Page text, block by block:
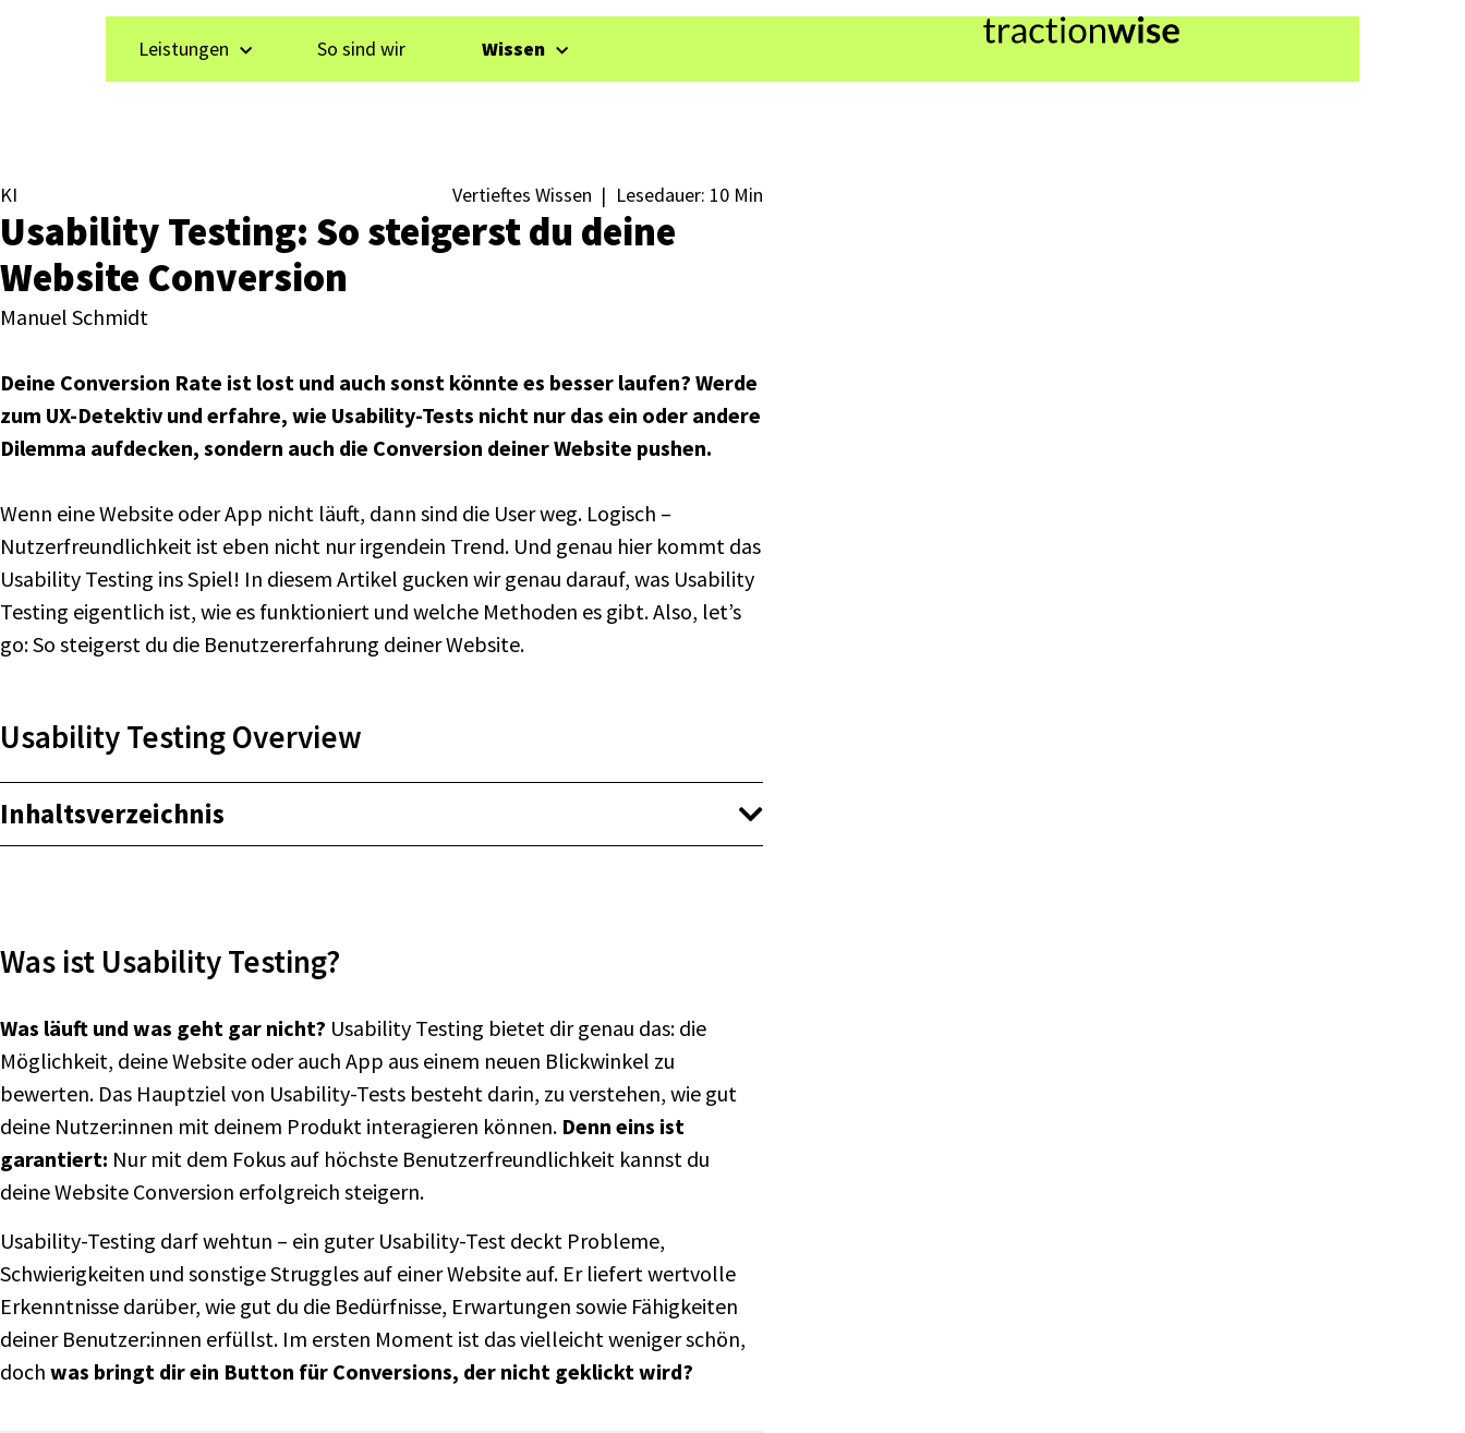
Leistungen So sind wir Wissen
KI Vertieftes Wissen | Lesedauer: 10 Min
Usability Testing: So steigerst du deine
Website Conversion
Manuel Schmidt
Deine Conversion Rate ist lost und auch sonst könnte es besser laufen? Werde
zum UX-Detektiv und erfahre, wie Usability-Tests nicht nur das ein oder andere
Dilemma aufdecken, sondern auch die Conversion deiner Website pushen.
Wenn eine Website oder App nicht läuft, dann sind die User weg. Logisch –
Nutzerfreundlichkeit ist eben nicht nur irgendein Trend. Und genau hier kommt das
Usability Testing ins Spiel! In diesem Artikel gucken wir genau darauf, was Usability
Testing eigentlich ist, wie es funktioniert und welche Methoden es gibt. Also, let’s
go: So steigerst du die Benutzererfahrung deiner Website.
Usability Testing Overview
Inhaltsverzeichnis
Was ist Usability Testing?
Was läuft und was geht gar nicht? Usability Testing bietet dir genau das: die
Möglichkeit, deine Website oder auch App aus einem neuen Blickwinkel zu
bewerten. Das Hauptziel von Usability-Tests besteht darin, zu verstehen, wie gut
deine Nutzer:innen mit deinem Produkt interagieren können. Denn eins ist
garantiert: Nur mit dem Fokus auf höchste Benutzerfreundlichkeit kannst du
deine Website Conversion erfolgreich steigern.
Usability-Testing darf wehtun – ein guter Usability-Test deckt Probleme,
Schwierigkeiten und sonstige Struggles auf einer Website auf. Er liefert wertvolle
Erkenntnisse darüber, wie gut du die Bedürfnisse, Erwartungen sowie Fähigkeiten
deiner Benutzer:innen erfüllst. Im ersten Moment ist das vielleicht weniger schön,
doch was bringt dir ein Button für Conversions, der nicht geklickt wird?